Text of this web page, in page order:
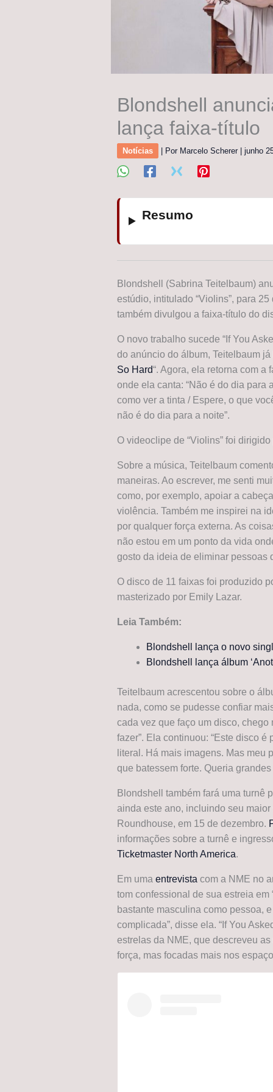
Blondshell
lança faixa-título
Notícias | Por Marcelo Scherer junho
Resumo
Blondshell (Sabrina Teitelbaum)
estúdio, intitulado “Violins”, para
também divulgou a faixa-título do
O novo trabalho sucede “If You
do anúncio do álbum, Teitelbaum
So Hard“. Agora, ela retorna com
onde ela canta: “Não é do dia para
como ver a tinta / Espere, o que
não é do dia para a noite”.
O videoclipe de “Violins” foi
Sobre a música, Teitelbaum
maneiras. Ao escrever, me senti
como, por exemplo, apoiar a
violência. Também me inspirei na
por qualquer força externa. As
não estou em um ponto da vida
gosto da ideia de eliminar pessoas
O disco de 11 faixas foi produzido
masterizado por Emily Lazar.
Leia Também:
Blondshell lança o novo
Blondshell lança álbum
Teitelbaum acrescentou sobre o
nada, como se pudesse confiar
cada vez que faço um disco,
fazer”. Ela continuou: “Este disco
literal. Há mais imagens. Mas meu
que batessem forte. Queria
Blondshell também fará uma turnê
ainda este ano, incluindo seu
Roundhouse, em 15 de dezembro.
informações sobre a turnê e
Ticketmaster North America.
Em uma entrevista com a NME no
tom confessional de sua estreia em
bastante masculina como pessoa,
complicada”, disse ela. “If You
estrelas da NME, que descreveu
força, mas focadas mais nos